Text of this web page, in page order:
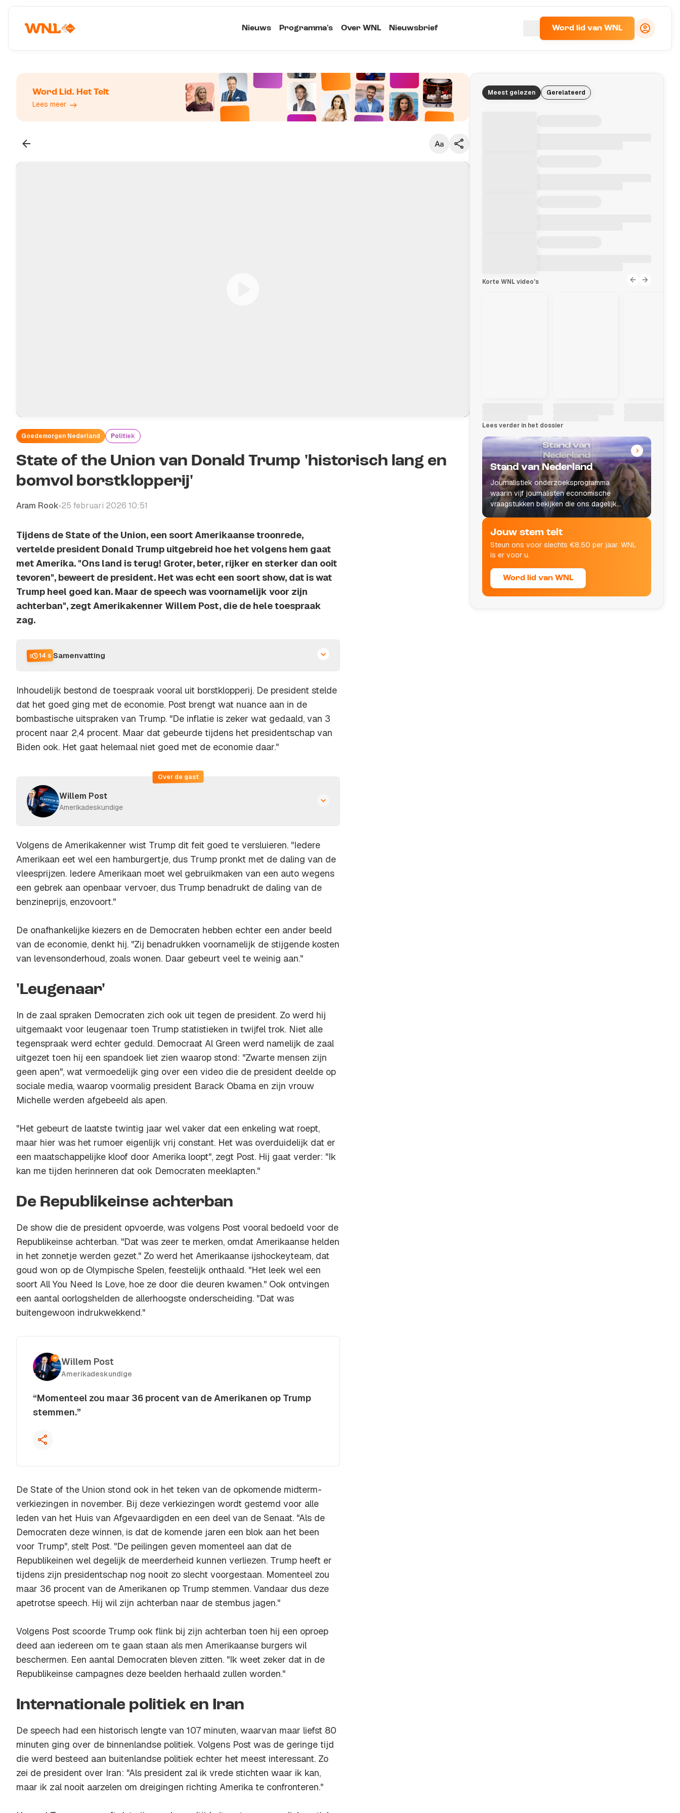
Nieuws Programma's Over WNL Nieuwsbrief Word lid van WNL
Word Lid. Het Telt
Lees meer
Goedemorgen Nederland Politiek
State of the Union van Donald Trump 'historisch lang en
bomvol borstklopperij'
Aram Rook•25 februari 2026 10:51
Tijdens de State of the Union, een soort Amerikaanse troonrede,
vertelde president Donald Trump uitgebreid hoe het volgens hem gaat
met Amerika. "Ons land is terug! Groter, beter, rijker en sterker dan ooit
tevoren", beweert de president. Het was echt een soort show, dat is wat
Trump heel goed kan. Maar de speech was voornamelijk voor zijn
achterban", zegt Amerikakenner Willem Post, die de hele toespraak
zag.
14 s Samenvatting
Inhoudelijk bestond de toespraak vooral uit borstklopperij. De president stelde
dat het goed ging met de economie. Post brengt wat nuance aan in de
bombastische uitspraken van Trump. "De inflatie is zeker wat gedaald, van 3
procent naar 2,4 procent. Maar dat gebeurde tijdens het presidentschap van
Biden ook. Het gaat helemaal niet goed met de economie daar."
Over de gast
Willem Post
Amerikadeskundige
Volgens de Amerikakenner wist Trump dit feit goed te versluieren. "Iedere
Amerikaan eet wel een hamburgertje, dus Trump pronkt met de daling van de
vleesprijzen. Iedere Amerikaan moet wel gebruikmaken van een auto wegens
een gebrek aan openbaar vervoer, dus Trump benadrukt de daling van de
benzineprijs, enzovoort."
De onafhankelijke kiezers en de Democraten hebben echter een ander beeld
van de economie, denkt hij. "Zij benadrukken voornamelijk de stijgende kosten
van levensonderhoud, zoals wonen. Daar gebeurt veel te weinig aan."
'Leugenaar'
In de zaal spraken Democraten zich ook uit tegen de president. Zo werd hij
uitgemaakt voor leugenaar toen Trump statistieken in twijfel trok. Niet alle
tegenspraak werd echter geduld. Democraat Al Green werd namelijk de zaal
uitgezet toen hij een spandoek liet zien waarop stond: "Zwarte mensen zijn
geen apen", wat vermoedelijk ging over een video die de president deelde op
sociale media, waarop voormalig president Barack Obama en zijn vrouw
Michelle werden afgebeeld als apen.
"Het gebeurt de laatste twintig jaar wel vaker dat een enkeling wat roept,
maar hier was het rumoer eigenlijk vrij constant. Het was overduidelijk dat er
een maatschappelijke kloof door Amerika loopt", zegt Post. Hij gaat verder: "Ik
kan me tijden herinneren dat ook Democraten meeklapten."
De Republikeinse achterban
De show die de president opvoerde, was volgens Post vooral bedoeld voor de
Republikeinse achterban. "Dat was zeer te merken, omdat Amerikaanse helden
in het zonnetje werden gezet." Zo werd het Amerikaanse ijshockeyteam, dat
goud won op de Olympische Spelen, feestelijk onthaald. "Het leek wel een
soort All You Need Is Love, hoe ze door die deuren kwamen." Ook ontvingen
een aantal oorlogshelden de allerhoogste onderscheiding. "Dat was
buitengewoon indrukwekkend."
Willem Post
Amerikadeskundige
“Momenteel zou maar 36 procent van de Amerikanen op Trump
stemmen.”Kopieer quote
De State of the Union stond ook in het teken van de opkomende midterm-
verkiezingen in november. Bij deze verkiezingen wordt gestemd voor alle
leden van het Huis van Afgevaardigden en een deel van de Senaat. "Als de
Democraten deze winnen, is dat de komende jaren een blok aan het been
voor Trump", stelt Post. "De peilingen geven momenteel aan dat de
Republikeinen wel degelijk de meerderheid kunnen verliezen. Trump heeft er
tijdens zijn presidentschap nog nooit zo slecht voorgestaan. Momenteel zou
maar 36 procent van de Amerikanen op Trump stemmen. Vandaar dus deze
apetrotse speech. Hij wil zijn achterban naar de stembus jagen."
Volgens Post scoorde Trump ook flink bij zijn achterban toen hij een oproep
deed aan iedereen om te gaan staan als men Amerikaanse burgers wil
beschermen. Een aantal Democraten bleven zitten. "Ik weet zeker dat in de
Republikeinse campagnes deze beelden herhaald zullen worden."
Internationale politiek en Iran
De speech had een historisch lengte van 107 minuten, waarvan maar liefst 80
minuten ging over de binnenlandse politiek. Volgens Post was de geringe tijd
die werd besteed aan buitenlandse politiek echter het meest interessant. Zo
zei de president over Iran: "Als president zal ik vrede stichten waar ik kan,
maar ik zal nooit aarzelen om dreigingen richting Amerika te confronteren."
Meest gelezen Gerelateerd
Korte WNL video's
Lees verder in het dossier
Stand van Nederland
Journalistiek onderzoeksprogramma
waarin vijf journalisten economische
vraagstukken bekijken die ons dagelijks
leven raken.
Jouw stem telt
Steun ons voor slechts €8,50 per jaar. WNL
is er voor u.
Word lid van WNL